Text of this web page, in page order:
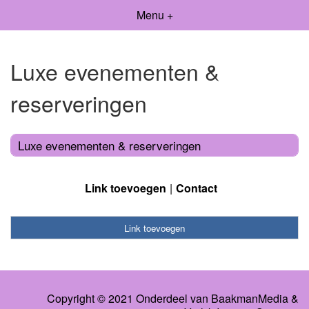
Menu +
Luxe evenementen &
reserveringen
Luxe evenementen & reserveringen
Link toevoegen Contact
Link toevoegen
Copyright © 2021 Onderdeel van BaakmanMedia&